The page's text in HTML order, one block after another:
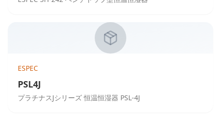
ESPEC
PSL4J
プラチナスJシリーズ 恒温恒湿器 PSL-4J